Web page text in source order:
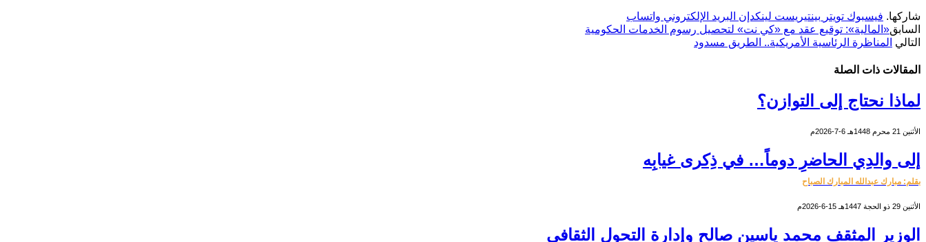
شاركها. فيسبوك تويتر بينتيريست لينكدإن البريد الإلكتروني واتساب
السابق«المالية»: توقيع عقد مع «كي نت» لتحصيل رسوم الخدمات الحكومية
التالي المناظرة الرئاسية الأمريكية.. الطريق مسدود
المقالات ذات الصلة
لماذا نحتاج إلى التوازن؟
الأثنين 21 محرم 1448هـ 6-7-2026م
إلى والدِي الحاضرِ دوماً… في ذِكرى غيابِه
بقلم: مبارك عبدالله المبارك الصباح
الأثنين 29 ذو الحجة 1447هـ 15-6-2026م
الوزير المثقف محمد ياسين صالح وإدارة التحول الثقافي